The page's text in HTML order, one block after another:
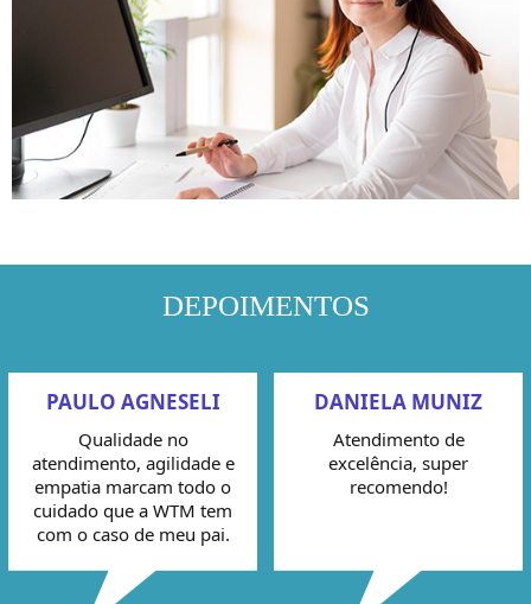
DEPOIMENTOS
PAULO AGNESELI
Qualidade no
atendimento, agilidade e
empatia marcam todo o
cuidado que a WTM tem
com o caso de meu pai.
DANIELA MUNIZ
Atendimento de
excelência, super
recomendo!